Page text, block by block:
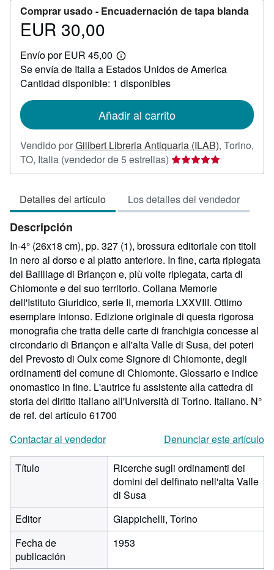
Comprar usado - Encuadernación de tapa blanda
Precio
30,00
EUR 30,00
Envío por EUR 45,00
Más
información
sobre
las
envío
Se envía de Italia a Estados Unidos de America
Cantidad disponible: 1 disponibles
Añadir al carrito
Vendido porGilibert Libreria Antiquaria (ILAB), Torino,
TO, Italia (vendedor de 5 estrellas) Calificación
del
5
de
estrellas
Detalles del artículo Los detalles del vendedor
Descripción
In-4° (26x18 cm), pp. 327 (1), brossura editoriale con titoli
in nero al dorso e al piatto anteriore. In fine, carta ripiegata
del Bailliage di Briançon e, più volte ripiegata, carta di
Chiomonte e del suo territorio. Collana Memorie
dell'Istituto Giuridico, serie II, memoria LXXVIII. Ottimo
esemplare intonso. Edizione originale di questa rigorosa
monografia che tratta delle carte di franchigia concesse al
circondario di Briançon e all'alta Valle di Susa, dei poteri
del Prevosto di Oulx come Signore di Chiomonte, degli
ordinamenti del comune di Chiomonte. Glossario e indice
onomastico in fine. L'autrice fu assistente alla cattedra di
storia del diritto italiano all'Università di Torino. Italiano. N°
de ref. del artículo 61700
Contactar al vendedor
Denunciar este artículo
Título
Ricerche sugli ordinamenti dei
domini del delfinato nell'alta Valle
di Susa
Editor
Giappichelli, Torino
Fecha de
publicación
1953